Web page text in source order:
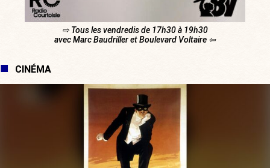
⇨ Tous les vendredis de 17h30 à 19h30
avec Marc Baudriller et Boulevard Voltaire ⇦
CINÉMA